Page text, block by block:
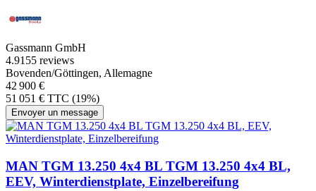
Gassmann GmbH
4.9155 reviews
Bovenden/Göttingen, Allemagne
42 900 €
51 051 € TTC (19%)
Envoyer un message
MAN TGM 13.250 4x4 BL TGM 13.250 4x4 BL,
EEV, Winterdienstplate, Einzelbereifung